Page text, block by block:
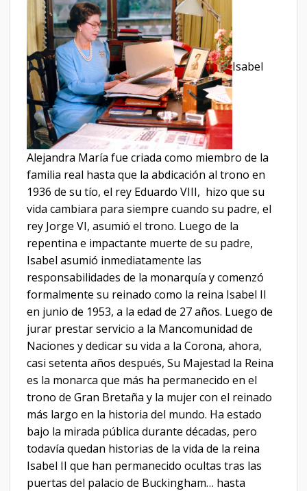
Isabel
Alejandra María fue criada como miembro de la
familia real hasta que la abdicación al trono en
1936 de su tío, el rey Eduardo VIII, hizo que su
vida cambiara para siempre cuando su padre, el
rey Jorge VI, asumió el trono. Luego de la
repentina e impactante muerte de su padre,
Isabel asumió inmediatamente las
responsabilidades de la monarquía y comenzó
formalmente su reinado como la reina Isabel II
en junio de 1953, a la edad de 27 años. Luego de
jurar prestar servicio a la Mancomunidad de
Naciones y dedicar su vida a la Corona, ahora,
casi setenta años después, Su Majestad la Reina
es la monarca que más ha permanecido en el
trono de Gran Bretaña y la mujer con el reinado
más largo en la historia del mundo. Ha estado
bajo la mirada pública durante décadas, pero
todavía quedan historias de la vida de la reina
Isabel II que han permanecido ocultas tras las
puertas del palacio de Buckingham… hasta